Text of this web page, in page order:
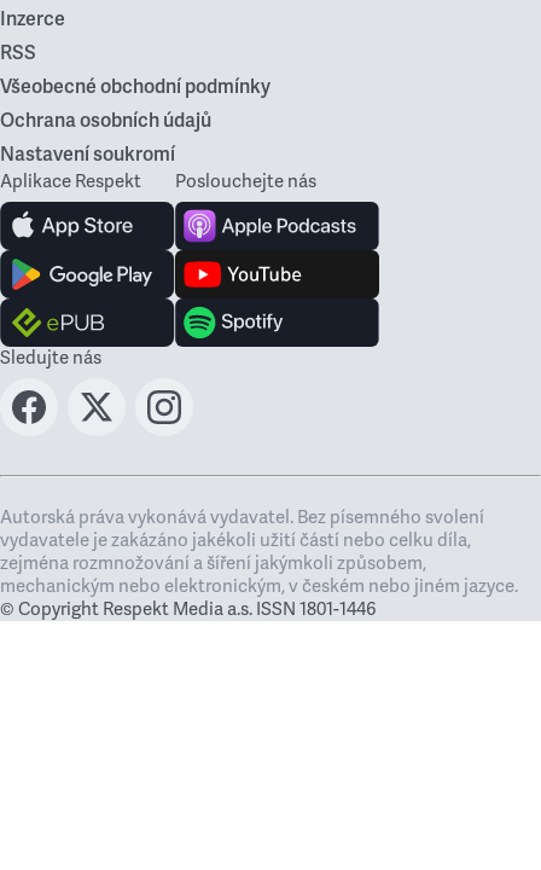
Inzerce
RSS
Všeobecné obchodní podmínky
Ochrana osobních údajů
Nastavení soukromí
Aplikace Respekt Poslouchejte nás
Sledujte nás
Autorská práva vykonává vydavatel. Bez písemného svolení
vydavatele je zakázáno jakékoli užití částí nebo celku díla,
zejména rozmnožování a šíření jakýmkoli způsobem,
mechanickým nebo elektronickým, v českém nebo jiném jazyce.
© Copyright Respekt Media a.s. ISSN 1801-1446